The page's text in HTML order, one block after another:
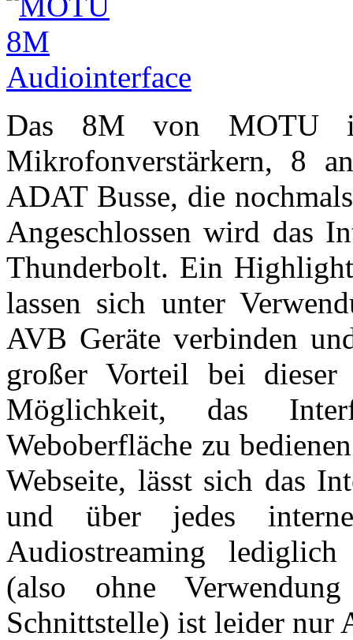
Das 8M von MOTU
Mikrofonverstärkern, 8
ADAT Busse, die
Angeschlossen wird das
Thunderbolt. Ein
lassen sich unter
AVB Geräte verbinden
großer Vorteil bei
Möglichkeit, das
Weboberfläche zu
Webseite, lässt sich das
und über jedes
Audiostreaming
(also ohne
Schnittstelle) ist leider nur